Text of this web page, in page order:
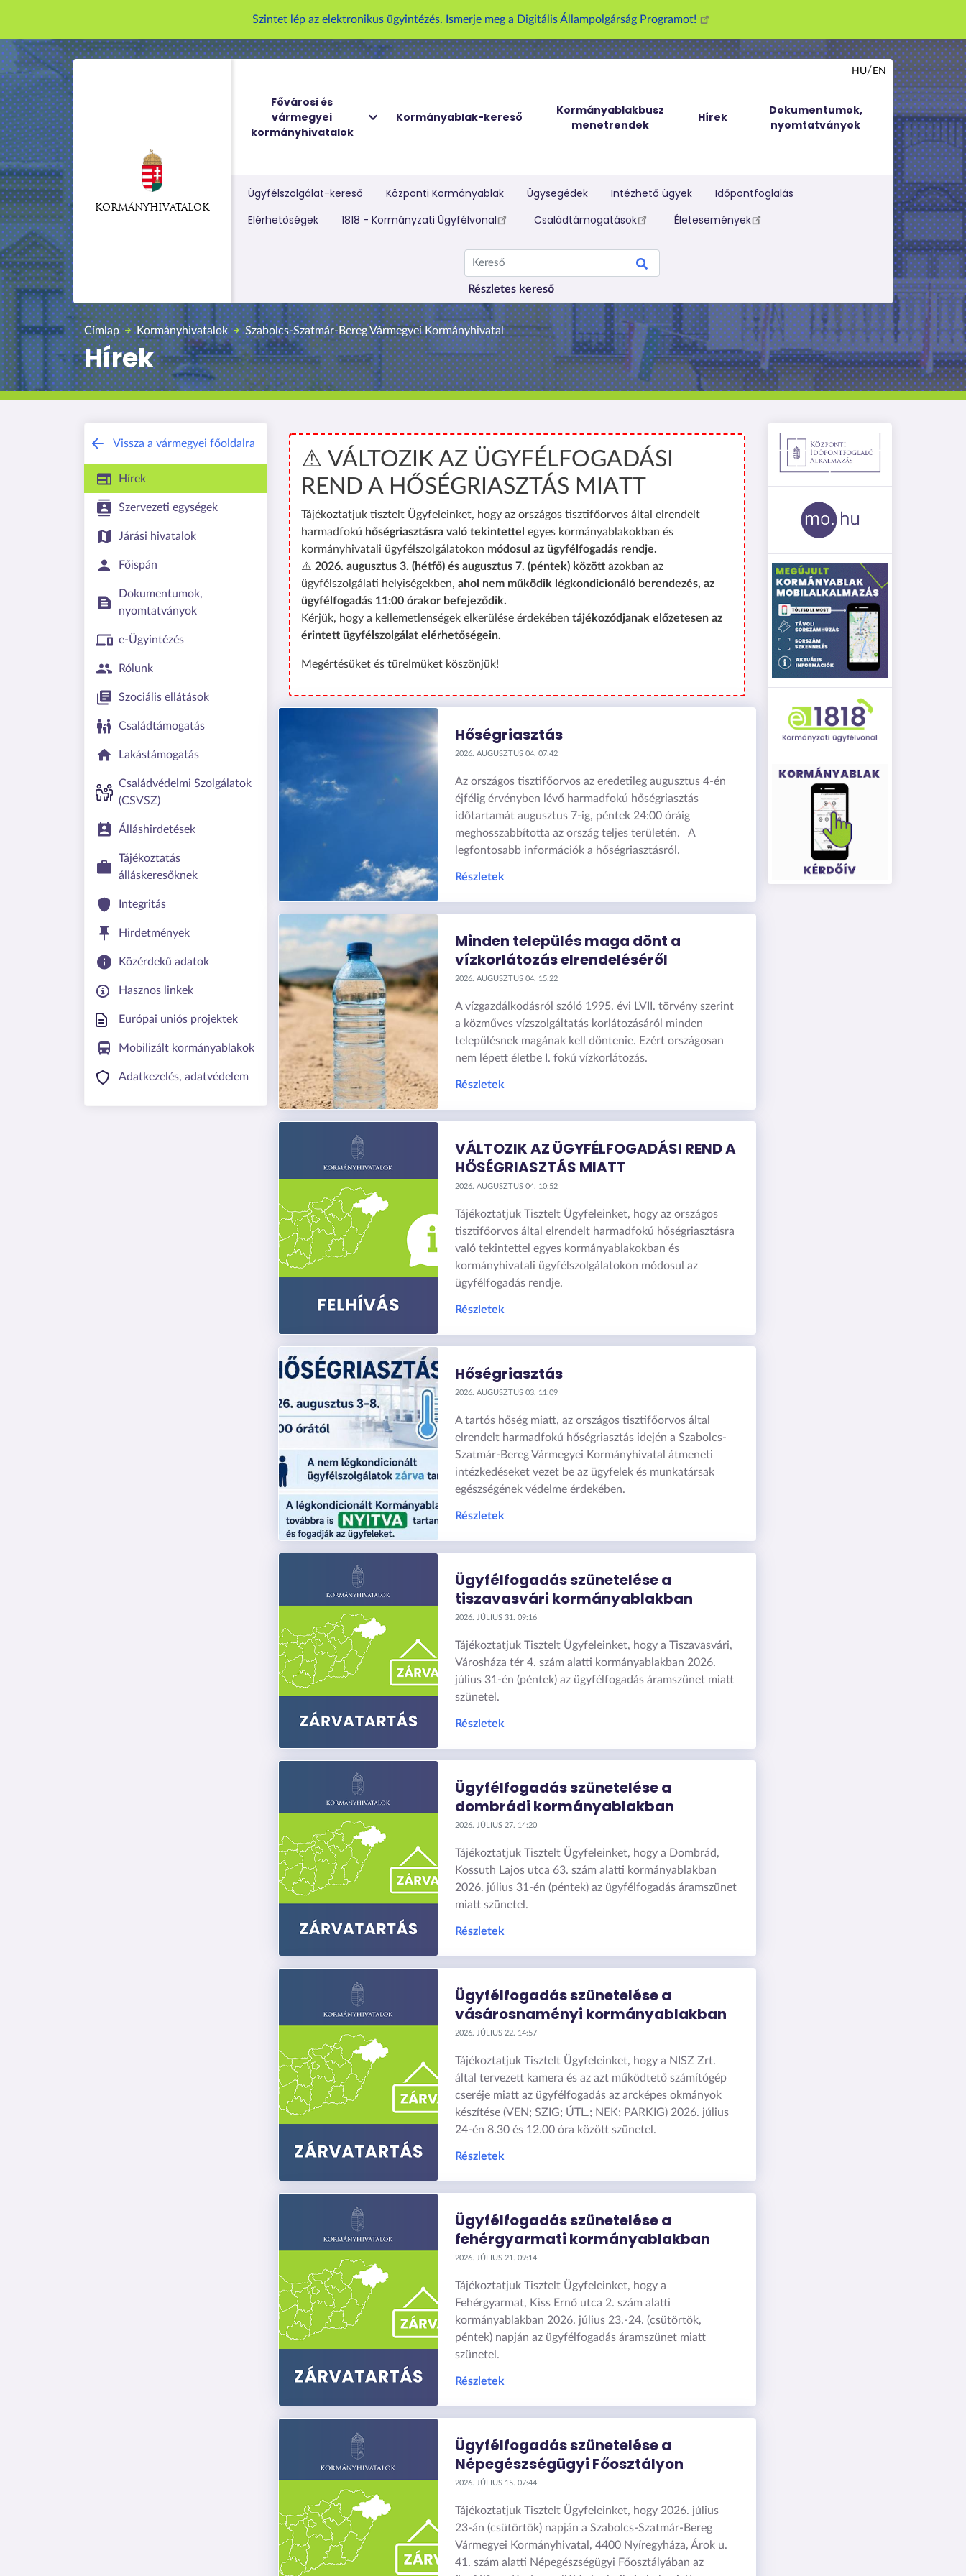
r
t
a
o
r
a
Szintet lép az elektronikus ügyintézés. Ismerje meg a Digitális Állampolgárság Programot!
KORMÁNYHIVATALOK
Fővárosi és
vármegyei
kormányhivatalok
Kormányablak-kereső
Kormányablakbusz
menetrendek
Hírek
Dokumentumok,
nyomtatványok
HU EN
Kereső melletti menü
Ügyfélszolgálat-kereső Központi Kormányablak Ügysegédek Intézhető ügyek
Időpontfoglalás
Elérhetőségek
1818 - Kormányzati Ügyfélvonal Családtámogatások Életesemények
Kereső
Részletes kereső
Címlap Kormányhivatalok Szabolcs-Szatmár-Bereg Vármegyei Kormányhivatal
Hírek
Vissza a vármegyei főoldalra
Hírek
Szervezeti egységek
Járási hivatalok
Főispán
Dokumentumok,
nyomtatványok
e-Ügyintézés
Rólunk
Szociális ellátások
Családtámogatás
Lakástámogatás
Családvédelmi Szolgálatok
(CSVSZ)
Álláshirdetések
Tájékoztatás
álláskeresőknek
Integritás
Hirdetmények
Közérdekű adatok
Hasznos linkek
Európai uniós projektek
Mobilizált kormányablakok
Adatkezelés, adatvédelem
⚠️ VÁLTOZIK AZ ÜGYFÉLFOGADÁSI
REND A HŐSÉGRIASZTÁS MIATT
Tájékoztatjuk tisztelt Ügyfeleinket, hogy az országos tisztifőorvos által elrendelt
harmadfokú hőségriasztásra való tekintettel egyes kormányablakokban és
kormányhivatali ügyfélszolgálatokon módosul az ügyfélfogadás rendje.
⚠️ 2026. augusztus 3. (hétfő) és augusztus 7. (péntek) között azokban az
ügyfélszolgálati helyiségekben, ahol nem működik légkondicionáló berendezés, az
ügyfélfogadás 11:00 órakor befejeződik.
Kérjük, hogy a kellemetlenségek elkerülése érdekében tájékozódjanak előzetesen az
érintett ügyfélszolgálat elérhetőségein.
Megértésüket és türelmüket köszönjük!
Hőségriasztás
2026. AUGUSZTUS 04. 07:42
Az országos tisztifőorvos az eredetileg augusztus 4-én
éjfélig érvényben lévő harmadfokú hőségriasztás
időtartamát augusztus 7-ig, péntek 24:00 óráig
meghosszabbította az ország teljes területén. A
legfontosabb információk a hőségriasztásról.
Részletek
Minden település maga dönt a
vízkorlátozás elrendeléséről
2026. AUGUSZTUS 04. 15:22
A vízgazdálkodásról szóló 1995. évi LVII. törvény szerint
a közműves vízszolgáltatás korlátozásáról minden
településnek magának kell döntenie. Ezért országosan
nem lépett életbe I. fokú vízkorlátozás.
Részletek
VÁLTOZIK AZ ÜGYFÉLFOGADÁSI REND A
HŐSÉGRIASZTÁS MIATT
2026. AUGUSZTUS 04. 10:52
Tájékoztatjuk Tisztelt Ügyfeleinket, hogy az országos
tisztifőorvos által elrendelt harmadfokú hőségriasztásra
való tekintettel egyes kormányablakokban és
kormányhivatali ügyfélszolgálatokon módosul az
ügyfélfogadás rendje.
Részletek
Hőségriasztás
2026. AUGUSZTUS 03. 11:09
A tartós hőség miatt, az országos tisztifőorvos által
elrendelt harmadfokú hőségriasztás idején a Szabolcs-
Szatmár-Bereg Vármegyei Kormányhivatal átmeneti
intézkedéseket vezet be az ügyfelek és munkatársak
egészségének védelme érdekében.
Részletek
Ügyfélfogadás szünetelése a
tiszavasvári kormányablakban
2026. JÚLIUS 31. 09:16
Tájékoztatjuk Tisztelt Ügyfeleinket, hogy a Tiszavasvári,
Városháza tér 4. szám alatti kormányablakban 2026.
július 31-én (péntek) az ügyfélfogadás áramszünet miatt
szünetel.
Részletek
Ügyfélfogadás szünetelése a
dombrádi kormányablakban
2026. JÚLIUS 27. 14:20
Tájékoztatjuk Tisztelt Ügyfeleinket, hogy a Dombrád,
Kossuth Lajos utca 63. szám alatti kormányablakban
2026. július 31-én (péntek) az ügyfélfogadás áramszünet
miatt szünetel.
Részletek
Ügyfélfogadás szünetelése a
vásárosnaményi kormányablakban
2026. JÚLIUS 22. 14:57
Tájékoztatjuk Tisztelt Ügyfeleinket, hogy a NISZ Zrt.
által tervezett kamera és az azt működtető számítógép
cseréje miatt az ügyfélfogadás az arcképes okmányok
készítése (VEN; SZIG; ÚTL.; NEK; PARKIG) 2026. július
24-én 8.30 és 12.00 óra között szünetel.
Részletek
Ügyfélfogadás szünetelése a
fehérgyarmati kormányablakban
2026. JÚLIUS 21. 09:14
Tájékoztatjuk Tisztelt Ügyfeleinket, hogy a
Fehérgyarmat, Kiss Ernő utca 2. szám alatti
kormányablakban 2026. július 23.-24. (csütörtök,
péntek) napján az ügyfélfogadás áramszünet miatt
szünetel.
Részletek
Ügyfélfogadás szünetelése a
Népegészségügyi Főosztályon
2026. JÚLIUS 15. 07:44
Tájékoztatjuk Tisztelt Ügyfeleinket, hogy 2026. július
23-án (csütörtök) napján a Szabolcs-Szatmár-Bereg
Vármegyei Kormányhivatal, 4400 Nyíregyháza, Árok u.
41. szám alatti Népegészségügyi Főosztályában az